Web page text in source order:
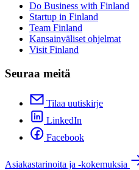
Do Business with Finland
Startup in Finland
Team Finland
Kansainväliset ohjelmat
Visit Finland
Seuraa meitä
Tilaa uutiskirje
LinkedIn
Facebook
Asiakastarinoita ja -kokemuksia